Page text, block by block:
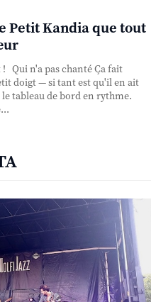
Petit Kandia que tout
Qui n'a pas chanté Ça fait
doigt — si tant est qu'il en ait
tableau de bord en rythme.